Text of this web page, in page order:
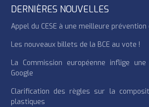
DERNIÈRES NOUVELLES
Appel du CESE à une meilleure
Les nouveaux billets de la BCE au vote !
La Commission européenne inflige
Google
Clarification des règles sur la
plastiques